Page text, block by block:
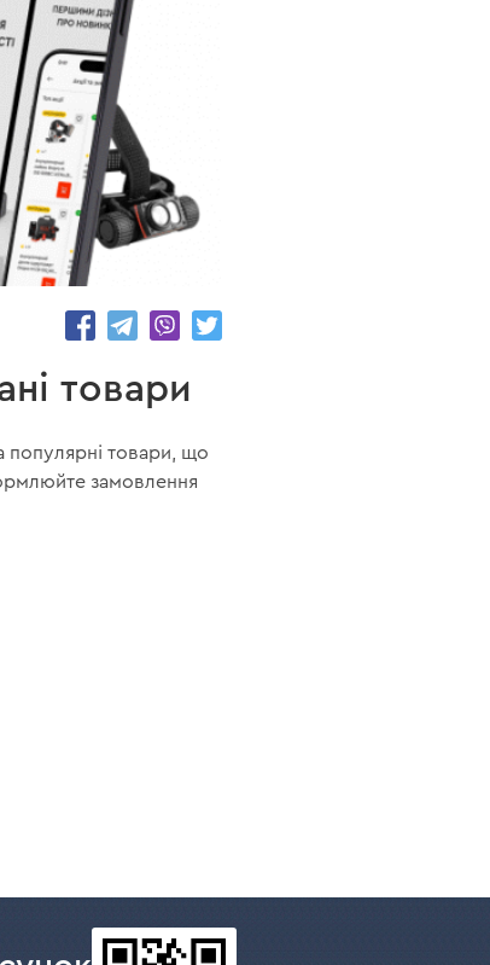
товари
популярні товари, що
замовлення